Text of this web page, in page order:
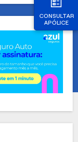
CONSULTAR
APÓLICE